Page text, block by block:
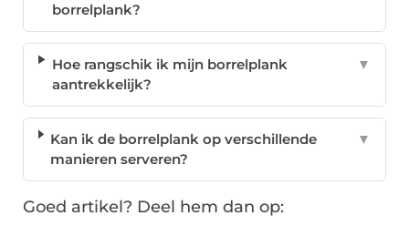
borrelplank?
Hoe rangschik ik mijn borrelplank
aantrekkelijk?
▼
Kan ik de borrelplank op verschillende
manieren serveren?
▼
Goed artikel? Deel hem dan op: